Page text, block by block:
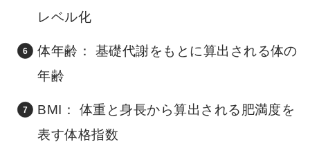
レベル化
体年齢： 基礎代謝をもとに算出される体の
年齢
BMI： 体重と身長から算出される肥満度を
表す体格指数